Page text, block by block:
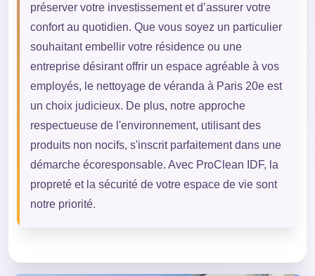
préserver votre investissement et d’assurer votre
confort au quotidien. Que vous soyez un particulier
souhaitant embellir votre résidence ou une
entreprise désirant offrir un espace agréable à vos
employés, le nettoyage de véranda à Paris 20e est
un choix judicieux. De plus, notre approche
respectueuse de l'environnement, utilisant des
produits non nocifs, s'inscrit parfaitement dans une
démarche écoresponsable. Avec ProClean IDF, la
propreté et la sécurité de votre espace de vie sont
notre priorité.